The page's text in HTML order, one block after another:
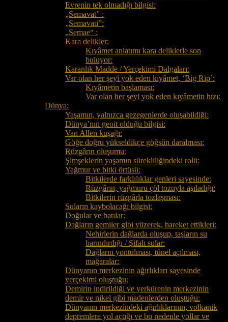
Evrenin tek olmadığı bilgisi:
„Semavat” :
„Semavati”:
„Semae“ :
Kara delikler:
Kıyâmet anlatımı kara deliklerle son
buluyor:
Karanlık Madde / Yerçekimi Dalgaları:
Var olan her şeyi yok eden kıyâmet, ‘Big Rip’:
Kıyâmetin başlaması:
Var olan her şeyi yok eden kıyâmetin hızı:
Dünya:
Yaşamın, yalnızca gezegenlerde oluşabildiği:
Dünya’nın geoit olduğu bilgisi:
Van Allen kuşağı:
Göğe doğru yükseldikçe göğsün daralması:
Rüzgârın oluşumu:
Şimşeklerin yaşamın sürekliliğindeki rolü:
Yağmur ve bitki örtüsü:
Bitkilerde farklılıklar genleri sayesinde:
Rüzgârın, yağmuru çöl tozuyla aşıladığı:
Bitkilerin rüzgârla tozlaşması:
Suların kaybolacağı bilgisi:
Doğular ve batılar:
Dağların gemiler gibi yüzerek, hareket ettikleri:
Nehirlerin dağlarda oluşup, taşların su
barındırdığı / Şifalı sular:
Dağların yontulması, tünel açılması,
mağaralar:
Dünyanın merkezinin ağırlıkları sayesinde
yerçekimi oluştuğu:
Demirin indirildiği ve yerkürenin merkezinin
demir ve nikel gibi madenlerden oluştuğu:
Dünyanın merkezindeki ağırlıklarının, volkanik
depremlere yol açtığı ve bu nedenle yollar ve